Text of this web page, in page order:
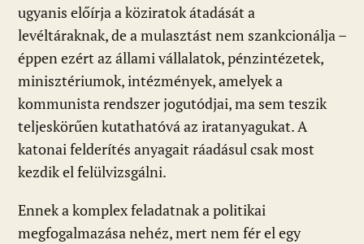
ugyanis előírja a köziratok átadását a
levéltáraknak, de a mulasztást nem szankcionálja –
éppen ezért az állami vállalatok, pénzintézetek,
minisztériumok, intézmények, amelyek a
kommunista rendszer jogutódjai, ma sem teszik
teljeskörűen kutathatóvá az iratanyagukat. A
katonai felderítés anyagait ráadásul csak most
kezdik el felülvizsgálni.
Ennek a komplex feladatnak a politikai
megfogalmazása nehéz, mert nem fér el egy